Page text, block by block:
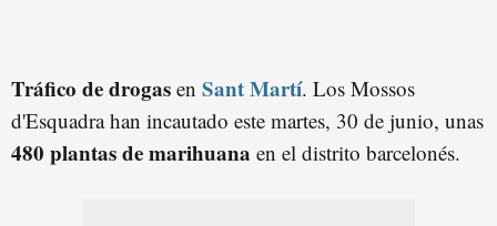
Tráfico dedrogas en Sant Martí. Los Mossos
d'Esquadra han incautado este martes, 30 de junio, unas
480 plantas de marihuana en el distrito barcelonés.